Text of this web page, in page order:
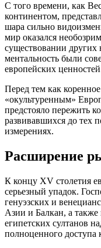
С того времени, как
континентом,
шара сильно
мир оказался
существовании
ментальность были
европейских
Перед тем как
«окультуренным»
предстояло пережить
развивавшихся до тех
измерениях.
Расширение
К концу XV столетия
серьезный упадок.
генуэзских и
Азии и Балкан, а
египетских султанов
полноценного доступа